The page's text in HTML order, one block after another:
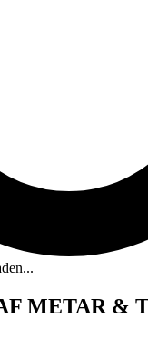
METAR &